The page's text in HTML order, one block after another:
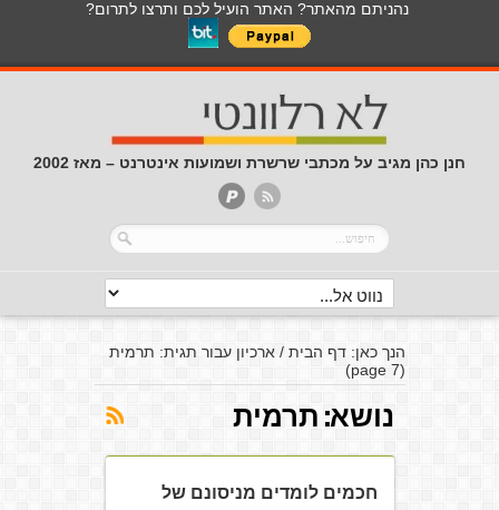
נהניתם מהאתר? האתר הועיל לכם ותרצו לתרום?
חנן כהן מגיב על מכתבי שרשרת ושמועות אינטרנט – מאז 2002
הנך כאן:דף הבית /ארכיון עבור תגית: תרמית
(page 7)
נושא: תרמית
חכמים לומדים מניסונם של